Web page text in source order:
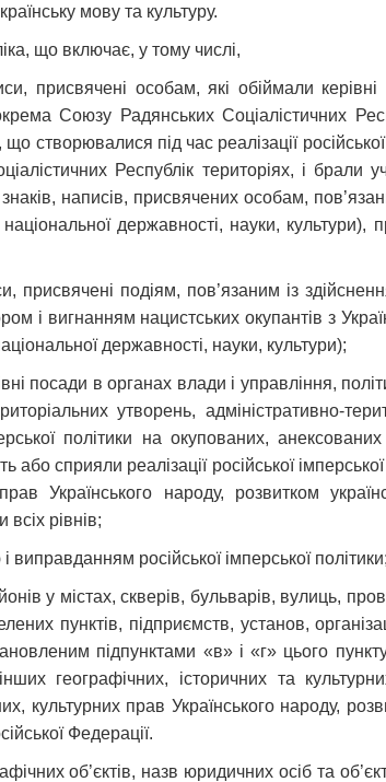
мову та культуру.
що включає, у тому числі,
присвячені особам, які обіймали
Союзу Радянських Соціалістичних
створювалися під час реалізації
Республік територіях, і брали
написів, присвячених особам,
державності, науки,
присвячені подіям, пов’язаним із
і вигнанням нацистських окупантів з
державності, науки, культури);
посади в органах влади і управління,
утворень, адміністративно-
політики на окупованих,
або сприяли реалізації російської
Українського народу, розвитком
рівнів;
виправданням російської імперської політики;
у містах, скверів, бульварів, вулиць,
пунктів, підприємств, установ,
підпунктами «в» і «г» цього
географічних, історичних та
культурних прав Українського народу,
Федерації.
об’єктів, назв юридичних осіб та